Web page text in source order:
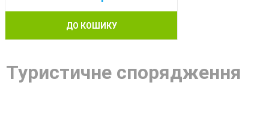
ДО КОШИКУ
Туристичне спорядження